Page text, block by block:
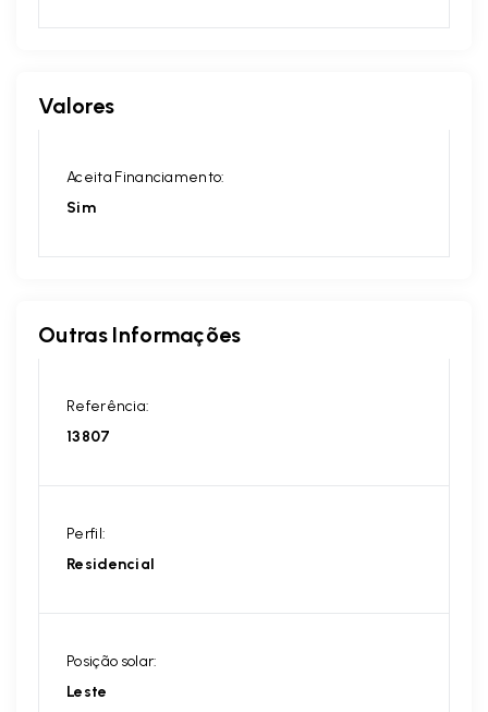
Valores
Aceita Financiamento:
Sim
Outras Informações
Referência:
13807
Perfil:
Residencial
Posição solar:
Leste